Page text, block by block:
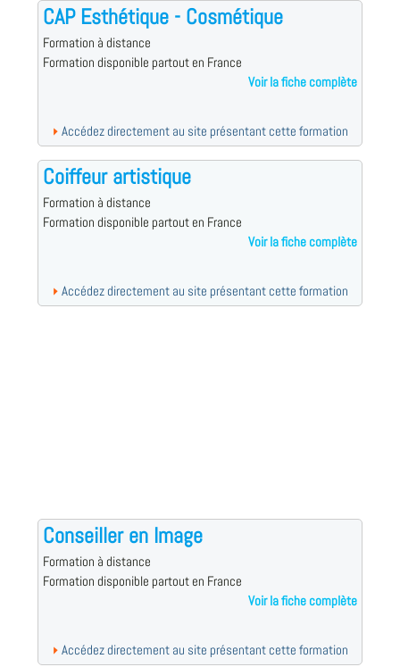
CAP Esthétique - Cosmétique
Formation à distance
Formation disponible partout en France
Voir la fiche complète
Accédez directement au site présentant cette formation
Coiffeur artistique
Formation à distance
Formation disponible partout en France
Voir la fiche complète
Accédez directement au site présentant cette formation
Conseiller en Image
Formation à distance
Formation disponible partout en France
Voir la fiche complète
Accédez directement au site présentant cette formation